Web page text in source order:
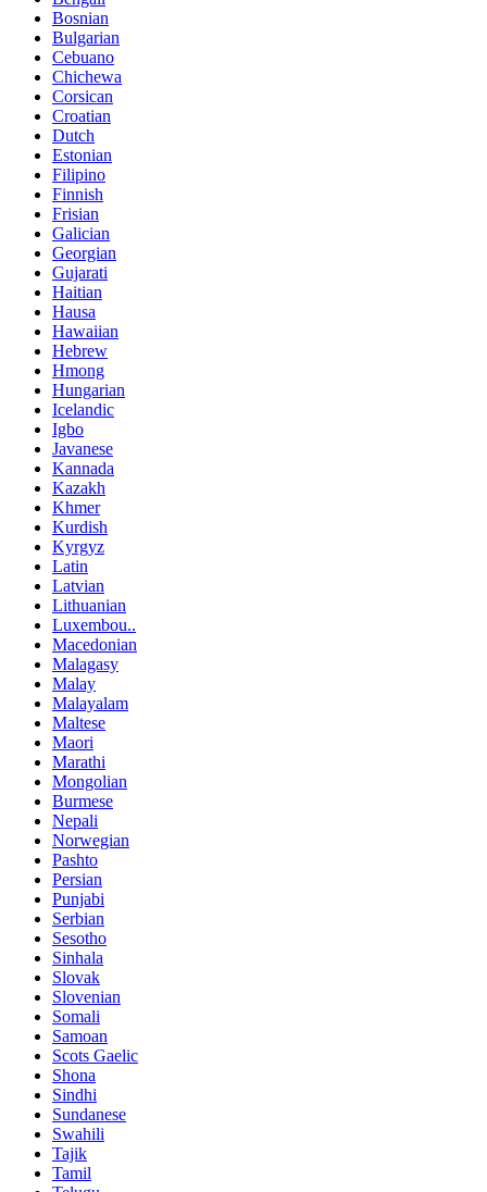
Bosnian
Bulgarian
Cebuano
Chichewa
Corsican
Croatian
Dutch
Estonian
Filipino
Finnish
Frisian
Galician
Georgian
Gujarati
Haitian
Hausa
Hawaiian
Hebrew
Hmong
Hungarian
Icelandic
Igbo
Javanese
Kannada
Kazakh
Khmer
Kurdish
Kyrgyz
Latin
Latvian
Lithuanian
Luxembou..
Macedonian
Malagasy
Malay
Malayalam
Maltese
Maori
Marathi
Mongolian
Burmese
Nepali
Norwegian
Pashto
Persian
Punjabi
Serbian
Sesotho
Sinhala
Slovak
Slovenian
Somali
Samoan
Scots Gaelic
Shona
Sindhi
Sundanese
Swahili
Tajik
Tamil